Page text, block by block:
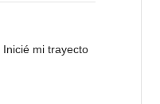
mi trayecto